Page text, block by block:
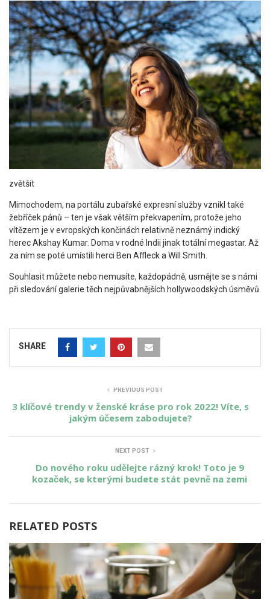
zvětšit
Mimochodem, na portálu zubařské expresní služby vznikl také
žebříček pánů – ten je však větším překvapením, protože jeho
vítězem je v evropských končinách relativně neznámý indický
herec Akshay Kumar. Doma v rodné Indii jinak totální megastar. Až
za ním se poté umístili herci Ben Affleck a Will Smith.
Souhlasit můžete nebo nemusíte, každopádně, usmějte se s námi
při sledování galerie těch nejpůvabnějších hollywoodských úsměvů.
SHARE
PREVIOUS POST
3 klíčové trendy v ženské kráse pro rok 2022! Víte, s
jakým účesem zabodujete?
NEXT POST
Do nového roku udělejte rázný krok! Toto je 9
kozaček, se kterými budete stát pevně na zemi
RELATED POSTS